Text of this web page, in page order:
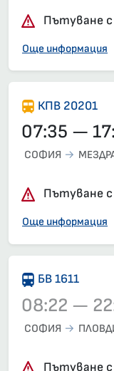
Пътуване с
Още информация
КПВ 20201
07:35 —
СОФИЯ
Пътуване с
Още информация
БВ 1611
08:22 —
СОФИЯ
Пътуване с